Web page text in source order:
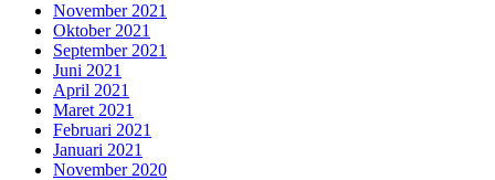
November 2021
Oktober 2021
September 2021
Juni 2021
April 2021
Maret 2021
Februari 2021
Januari 2021
November 2020